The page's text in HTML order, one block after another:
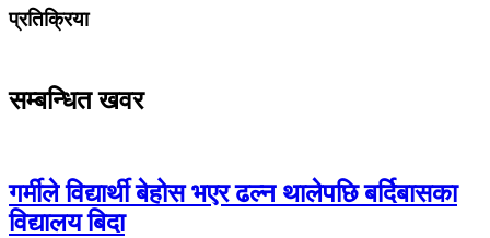
प्रतिक्रिया
सम्बन्धित खवर
गर्मीले विद्यार्थी बेहोस भएर ढल्न थालेपछि बर्दिबासका
विद्यालय बिदा